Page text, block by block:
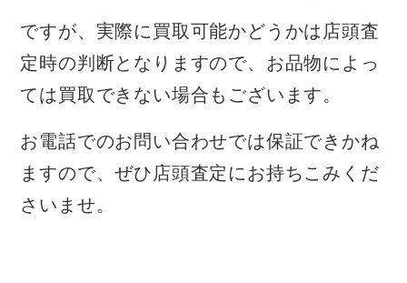
ですが、実際に買取可能かどうかは店頭査
定時の判断となりますので、お品物によっ
ては買取できない場合もございます。
お電話でのお問い合わせでは保証できかね
ますので、ぜひ店頭査定にお持ちこみくだ
さいませ。